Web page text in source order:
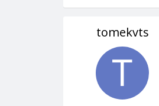
tomekvts